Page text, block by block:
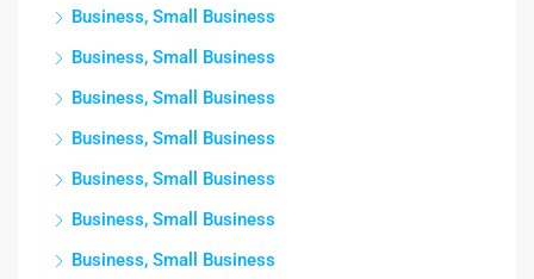
Business, Small Business
Business, Small Business
Business, Small Business
Business, Small Business
Business, Small Business
Business, Small Business
Business, Small Business